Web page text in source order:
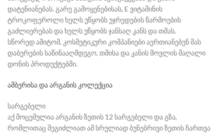
დატენიანებას. გარე გამოყენებისას, E ვიტამინის
ტროკოფეროლი ხელს უწყობს უჯრედების წარმოების
გაძლიერებას და ხელს უწყობს ჯანსაღ კანს და თმას.
სწორედ ამიტომ, კოსმეტიკური კომპანიები აერთიანებენ მას
დაბერების საწინააღმდეგო, თმისა და კანის მოვლის მაღალი
დონის პროდუქტებში.
ამბერისა და არგანის კოლექცია
სარგებელი
აქ მოცემულია არგანის ზეთის 12 სარგებელი და გზა,
რომლითაც შეგიძლიათ ამ სრულიად ბუნებრივი ზეთის ჩართვა